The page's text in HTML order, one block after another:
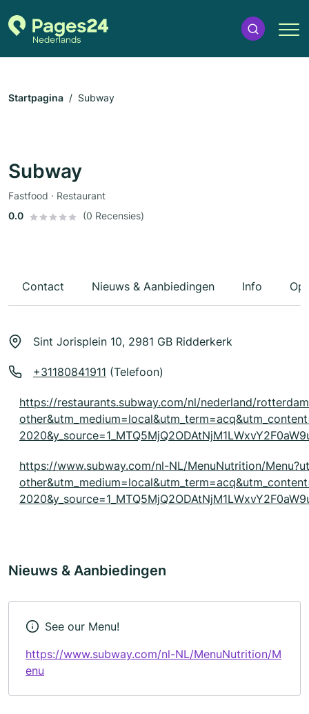
Startpagina Subway
Subway
Fastfood · Restaurant
0.0
(0 Recensies)
Contact Nieuws & Aanbiedingen Info
Sint Jorisplein 10, 2981 GB Ridderkerk
+31180841911 (Telefoon)
https://restaurants.subway.com/nl/nederland/
https://www.subway.com/nl-NL/MenuNutrition/
Nieuws & Aanbiedingen
See our Menu!
https://www.subway.com/nl-NL/MenuNutrition/M
enu